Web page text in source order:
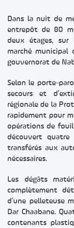
Dans la nuit de
entrepôt de 80
deux étages, sur
marché municipal
gouvernorat de
Selon le porte-
secours et
régionale de la
rapidement pour
opérations de
découvert
transférés aux
nécessaires.
Les dégâts
complètement
d’une pelleteuse
Dar Chaabane.
contenants